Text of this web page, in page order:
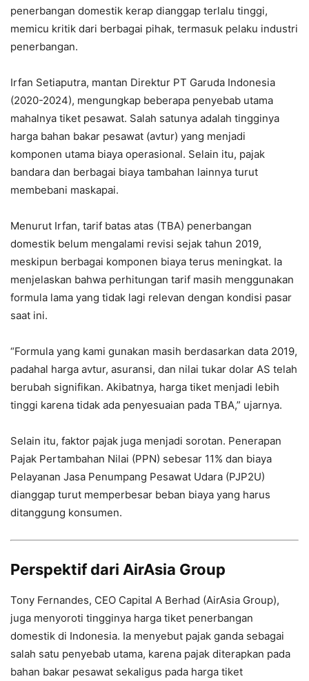
penerbangan domestik kerap dianggap terlalu tinggi,
memicu kritik dari berbagai pihak, termasuk pelaku industri
penerbangan.
Irfan Setiaputra, mantan Direktur PT Garuda Indonesia
(2020-2024), mengungkap beberapa penyebab utama
mahalnya tiket pesawat. Salah satunya adalah tingginya
harga bahan bakar pesawat (avtur) yang menjadi
komponen utama biaya operasional. Selain itu, pajak
bandara dan berbagai biaya tambahan lainnya turut
membebani maskapai.
Menurut Irfan, tarif batas atas (TBA) penerbangan
domestik belum mengalami revisi sejak tahun 2019,
meskipun berbagai komponen biaya terus meningkat. Ia
menjelaskan bahwa perhitungan tarif masih menggunakan
formula lama yang tidak lagi relevan dengan kondisi pasar
saat ini.
“Formula yang kami gunakan masih berdasarkan data 2019,
padahal harga avtur, asuransi, dan nilai tukar dolar AS telah
berubah signifikan. Akibatnya, harga tiket menjadi lebih
tinggi karena tidak ada penyesuaian pada TBA,” ujarnya.
Selain itu, faktor pajak juga menjadi sorotan. Penerapan
Pajak Pertambahan Nilai (PPN) sebesar 11% dan biaya
Pelayanan Jasa Penumpang Pesawat Udara (PJP2U)
dianggap turut memperbesar beban biaya yang harus
ditanggung konsumen.
Perspektif dari AirAsia Group
Tony Fernandes, CEO Capital A Berhad (AirAsia Group),
juga menyoroti tingginya harga tiket penerbangan
domestik di Indonesia. Ia menyebut pajak ganda sebagai
salah satu penyebab utama, karena pajak diterapkan pada
bahan bakar pesawat sekaligus pada harga tiket